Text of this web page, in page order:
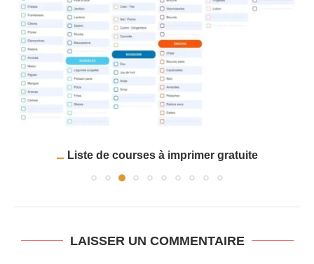
Liste de courses à imprimer gratuite
LAISSER UN COMMENTAIRE